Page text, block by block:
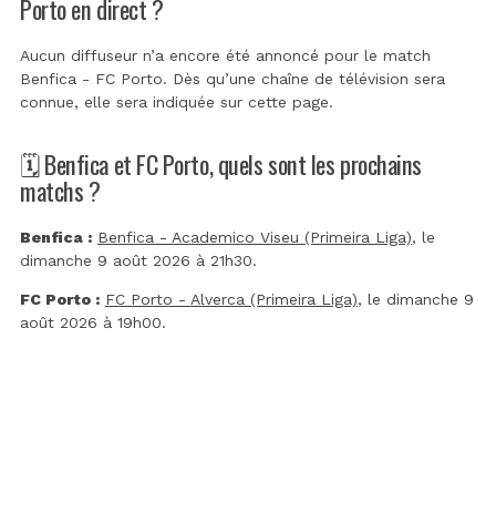
Porto en direct ?
Aucun diffuseur n’a encore été annoncé pour le match
Benfica - FC Porto. Dès qu’une chaîne de télévision sera
connue, elle sera indiquée sur cette page.
🗓️ Benfica et FC Porto, quels sont les prochains
matchs ?
Benfica : Benfica - Academico Viseu (Primeira Liga), le
dimanche 9 août 2026 à 21h30.
FC Porto : FC Porto - Alverca (Primeira Liga), le dimanche 9
août 2026 à 19h00.